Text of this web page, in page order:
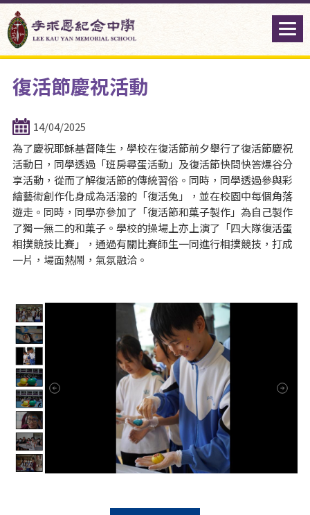
復活節慶祝活動
14/04/2025
為了慶祝耶穌基督降生，學校在復活節前夕舉行了復活節慶祝
活動日，同學透過「班房尋蛋活動」及復活節快問快答爆谷分
享活動，從而了解復活節的傳統習俗。同時，同學透過參與彩
繪藝術創作化身成為活潑的「復活兔」，並在校園中每個角落
遊走。同時，同學亦參加了「復活節和菓子製作」為自己製作
了獨一無二的和菓子。學校的操場上亦上演了「四大隊復活蛋
相撲競技比賽」，通過有關比賽師生一同進行相撲競技，打成
一片，場面熱鬧，氣氛融洽。